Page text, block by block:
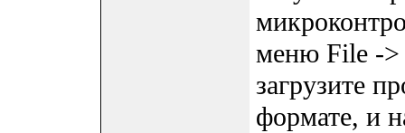
меню File ->
загрузите
формате, и